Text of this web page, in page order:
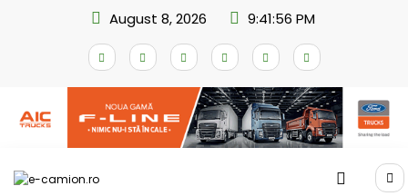
August 8, 2026 9:41:57 PM